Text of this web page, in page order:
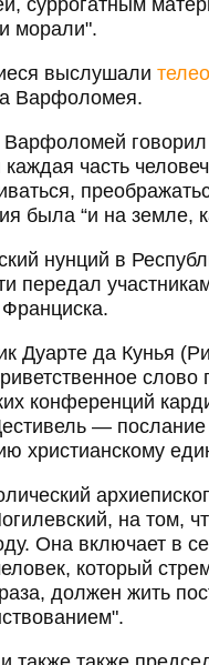
суррогатным
морали".
выслушали
Варфоломея.
Варфоломей
каждая часть
была “и на земле,
нунций в
передал
Дуарте да Кунья
конференций
— послание
христианскому
на том,
Она включает в
который
должен жить